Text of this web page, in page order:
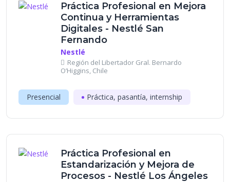
Práctica Profesional en Mejora
Continua y Herramientas
Digitales - Nestlé San
Fernando
Nestlé
Región del Libertador Gral. Bernardo
O’Higgins, Chile
Presencial Práctica, pasantía, internship
Práctica Profesional en
Estandarización y Mejora de
Procesos - Nestlé Los Ángeles